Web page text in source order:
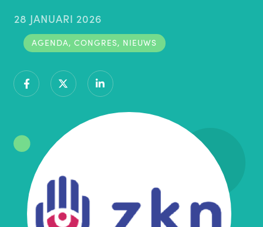
28 JANUARI 2026
AGENDA,CONGRES, NIEUWS